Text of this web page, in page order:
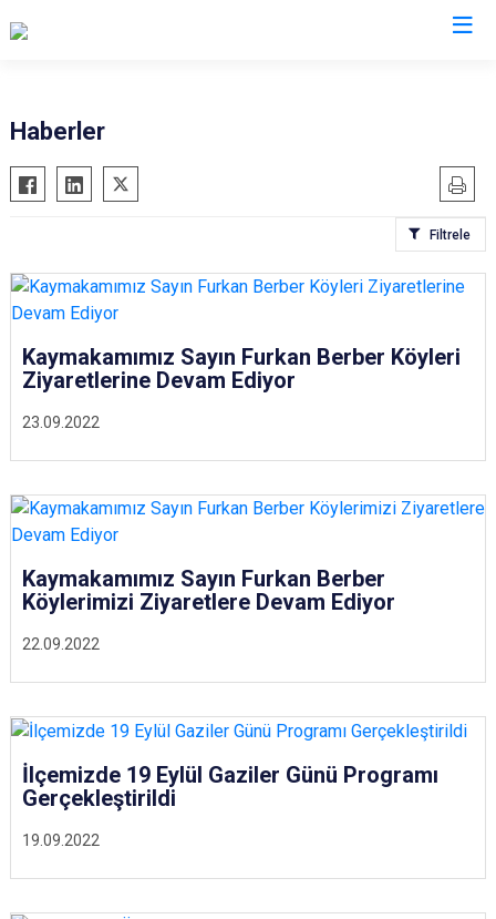
Alucra
Bulancak
Çanakçı
Dereli
Doğankent
Espiye
Eynesil
Piraziz
Tirebolu
Yağlıdere
Haberler
Filtrele
23.09.2022
Kaymakamımız Sayın Furkan Berber Köyleri
Ziyaretlerine Devam Ediyor
22.09.2022
Kaymakamımız Sayın Furkan Berber
Köylerimizi Ziyaretlere Devam Ediyor
19.09.2022
İlçemizde 19 Eylül Gaziler Günü Programı
Gerçekleştirildi